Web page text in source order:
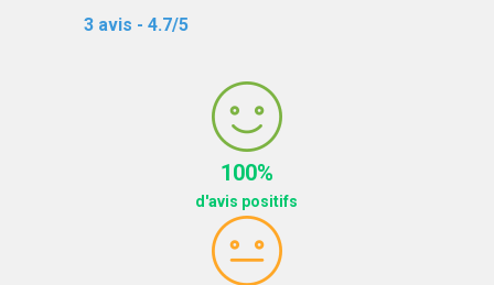
3 avis - 4.7/5
100%
d'avis positifs